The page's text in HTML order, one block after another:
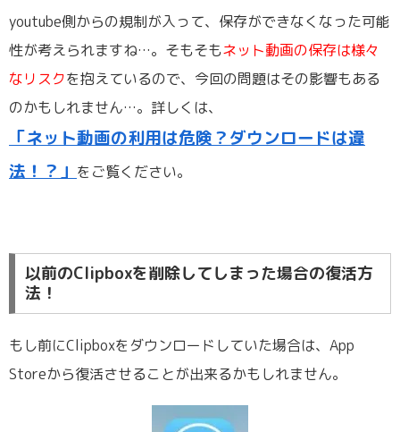
youtube側からの規制が入って、保存ができなくなった可能
性が考えられますね…。そもそもネット動画の保存は様々
なリスクを抱えているので、今回の問題はその影響もある
のかもしれません…。詳しくは、
「ネット動画の利用は危険？ダウンロードは違
法！？」 をご覧ください。
以前のClipboxを削除してしまった場合の復活方
法！
もし前にClipboxをダウンロードしていた場合は、App
Storeから復活させることが出来るかもしれません。